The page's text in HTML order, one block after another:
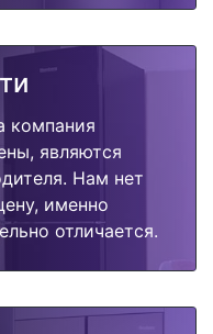
компания
являются
Нам нет
именно
отличается.